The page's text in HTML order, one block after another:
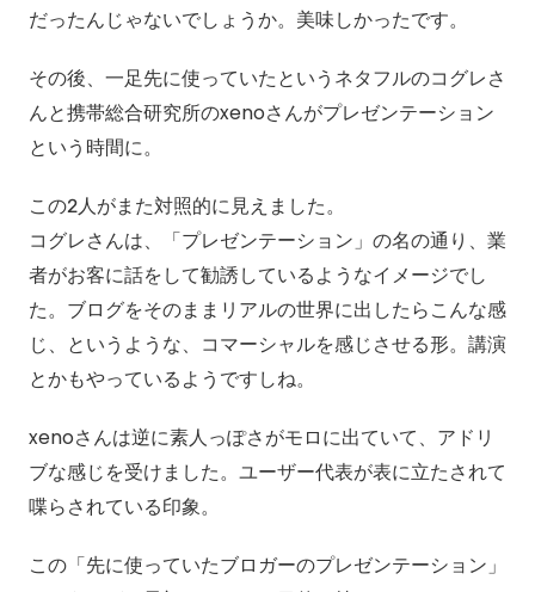
だったんじゃないでしょうか。美味しかったです。
その後、一足先に使っていたというネタフルのコグレさ
んと携帯総合研究所のxenoさんがプレゼンテーション
という時間に。
この2人がまた対照的に見えました。
コグレさんは、「プレゼンテーション」の名の通り、業
者がお客に話をして勧誘しているようなイメージでし
た。ブログをそのままリアルの世界に出したらこんな感
じ、というような、コマーシャルを感じさせる形。講演
とかもやっているようですしね。
xenoさんは逆に素人っぽさがモロに出ていて、アドリ
ブな感じを受けました。ユーザー代表が表に立たされて
喋らされている印象。
この「先に使っていたブロガーのプレゼンテーション」